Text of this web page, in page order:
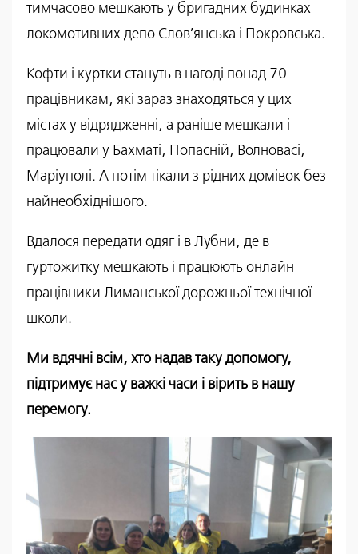
тимчасово мешкають у бригадних будинках
локомотивних депо Слов’янська і Покровська.
Кофти і куртки стануть в нагоді понад 70
працівникам, які зараз знаходяться у цих
містах у відрядженні, а раніше мешкали і
працювали у Бахматі, Попасній, Волновасі,
Маріуполі. А потім тікали з рідних домівок без
найнеобхіднішого.
Вдалося передати одяг і в Лубни, де в
гуртожитку мешкають і працюють онлайн
працівники Лиманської дорожньої технічної
школи.
Ми вдячні всім, хто надав таку допомогу,
підтримує нас у важкі часи і вірить в нашу
перемогу.